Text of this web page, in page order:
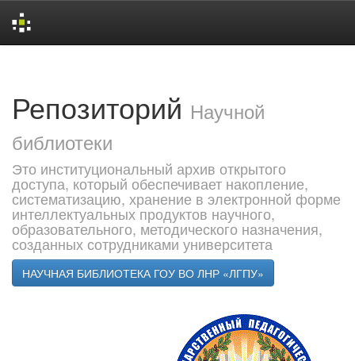
Репозиторий Научной
библиотеки
Это институциональный архив открытого
доступа, который обеспечивает накопление,
систематизацию, хранение в электронной форме
интеллектуальных продуктов научного,
образовательного, методического назначения,
созданных сотрудниками университета
НАУЧНАЯ БИБЛИОТЕКА ГОУ ВО ЛНР «ЛГПУ»